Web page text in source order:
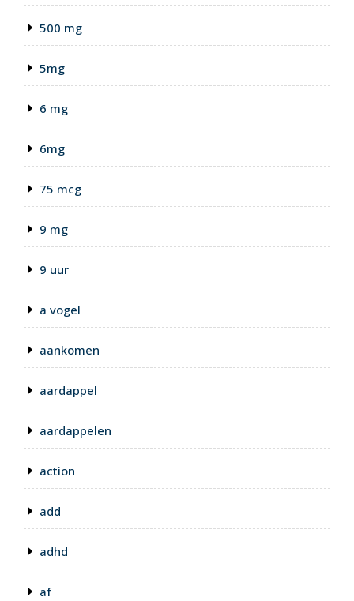
500 mg
5mg
6 mg
6mg
75 mcg
9 mg
9 uur
a vogel
aankomen
aardappel
aardappelen
action
add
adhd
af